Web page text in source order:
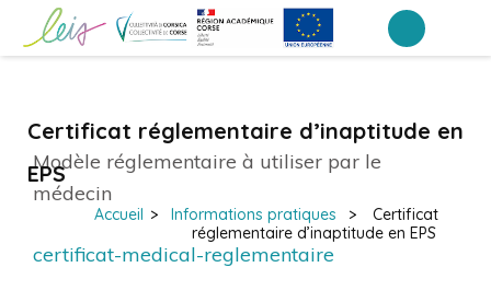
Entrée)Certificat réglementaire d’inaptitude en
EPS
Accueil > Informations pratiques >
Certificat
réglementaire d’inaptitude en EPS
Modèle réglementaire à utiliser par le
médecin
certificat-medical-reglementaire